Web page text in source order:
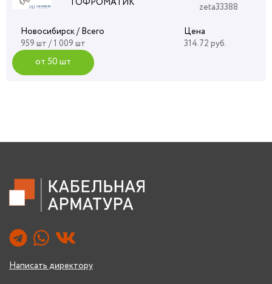
ГОФРОМАТИК
zeta33388
Новосибирск / Всего
959 шт / 1 009 шт
Цена
314.72 руб.
от 50 шт
Написать директору